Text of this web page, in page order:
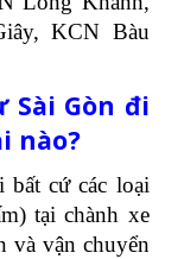
KCN Bàu
Sài Gòn đi
nào?
bất cứ các loại
tại chành xe
và vận chuyển